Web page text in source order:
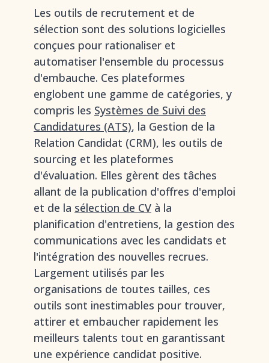
Les outils de recrutement et de
sélection sont des solutions logicielles
conçues pour rationaliser et
automatiser l'ensemble du processus
d'embauche. Ces plateformes
englobent une gamme de catégories, y
compris les Systèmes de Suivi des
Candidatures (ATS), la Gestion de la
Relation Candidat (CRM), les outils de
sourcing et les plateformes
d'évaluation. Elles gèrent des tâches
allant de la publication d'offres d'emploi
et de la sélection de CV à la
planification d'entretiens, la gestion des
communications avec les candidats et
l'intégration des nouvelles recrues.
Largement utilisés par les
organisations de toutes tailles, ces
outils sont inestimables pour trouver,
attirer et embaucher rapidement les
meilleurs talents tout en garantissant
une expérience candidat positive.